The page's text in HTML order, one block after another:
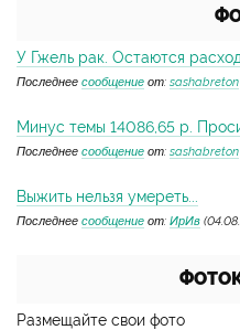
У Гжель рак. Остаются
Последнее сообщение от: sashabreton
Минус темы 14086,65 р.
Последнее сообщение от: sashabreton
Выжить нельзя умереть...
Последнее сообщение от: ИрИв
Размещайте свои фото